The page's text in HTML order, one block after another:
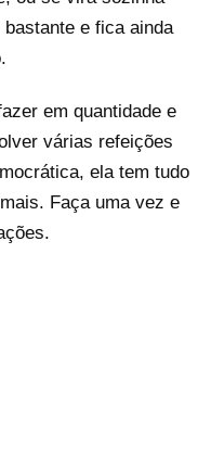
e fica ainda
em quantidade e
várias refeições
ela tem tudo
Faça uma vez e